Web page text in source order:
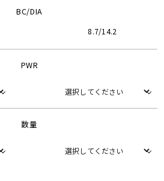
BC/DIA
8.7/14.2
PWR
数量